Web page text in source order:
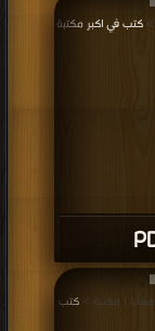
كتب في اكبر مكتبة
كتب